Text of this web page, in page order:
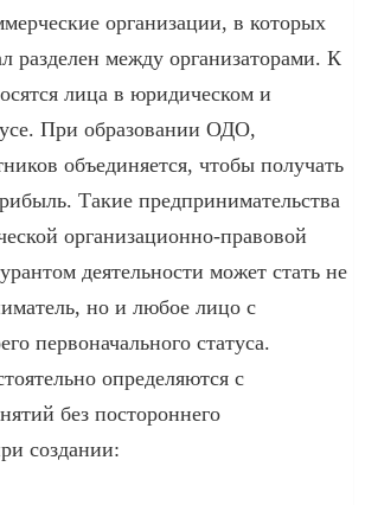
организации, в которых
разделен между организаторами. К
лица в юридическом и
При образовании ОДО,
объединяется, чтобы получать
Такие предпринимательства
организационно-правовой
деятельности может стать не
но и любое лицо с
первоначального статуса.
определяются с
без постороннего
создании: